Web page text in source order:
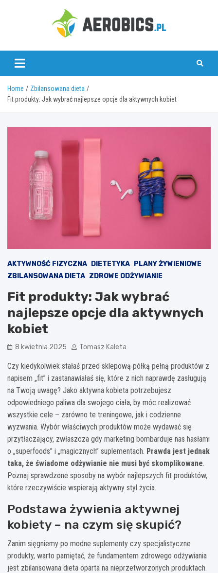
aerobics.pl
Home
Zbilansowana dieta
Fit produkty: Jak wybrać najlepsze opcje dla aktywnych kobiet
AKTYWNOŚĆ FIZYCZNA DIETETYKA
PLANY ŻYWIENIOWE
ZBILANSOWANA DIETA ZDROWE ODŻYWIANIE
Fit produkty: Jak wybrać
najlepsze opcje dla aktywnych
kobiet
8 kwietnia 2025 Tomasz Kaleta
Czy kiedykolwiek stałaś przed sklepową półką pełną produktów z
napisem „fit” i zastanawiałaś się, które z nich naprawdę zasługują
na Twoją uwagę? Jako aktywna kobieta potrzebujesz
odpowiedniego paliwa dla swojego ciała, by móc realizować
wszystkie cele – zarówno te treningowe, jak i codzienne
wyzwania. Wybór właściwych produktów może wydawać się
przytłaczający, zwłaszcza gdy marketing bombarduje nas hasłami
o „superfoods” i „magicznych” suplementach. Prawda jest jednak
taka, że świadome odżywianie nie musi być skomplikowane.
Poznaj sprawdzone sposoby na wybór najlepszych fit produktów,
które rzeczywiście wspierają aktywny styl życia.
Podstawa żywienia aktywnej
kobiety – na czym się skupić?
Zanim sięgniemy po modne suplementy czy specjalistyczne
produkty, warto pamiętać, że fundamentem zdrowego odżywiania
jest zbilansowana dieta oparta na nieprzetworzonych produktach.